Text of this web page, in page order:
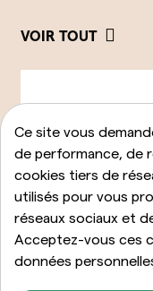
VOIR TOUT
Ce site vous
de performance, de
cookies tiers de
utilisés pour vous
réseaux sociaux et
Acceptez-vous ces
données